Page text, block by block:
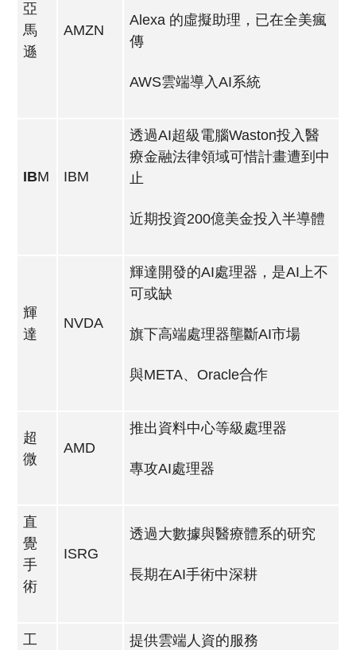
亞
馬
遜
AMZN
Alexa 的虛擬助理，已在全美瘋
傳
AWS雲端導入AI系統
IBM IBM
透過AI超級電腦Waston投入醫
療金融法律領域可惜計畫遭到中
止
近期投資200億美金投入半導體
輝
達
NVDA
輝達開發的AI處理器，是AI上不
可或缺
旗下高端處理器壟斷AI市場
與META、Oracle合作
超
微
AMD
推出資料中心等級處理器
專攻AI處理器
直
覺
手
術
ISRG
透過大數據與醫療體系的研究
長期在AI手術中深耕
工
提供雲端人資的服務